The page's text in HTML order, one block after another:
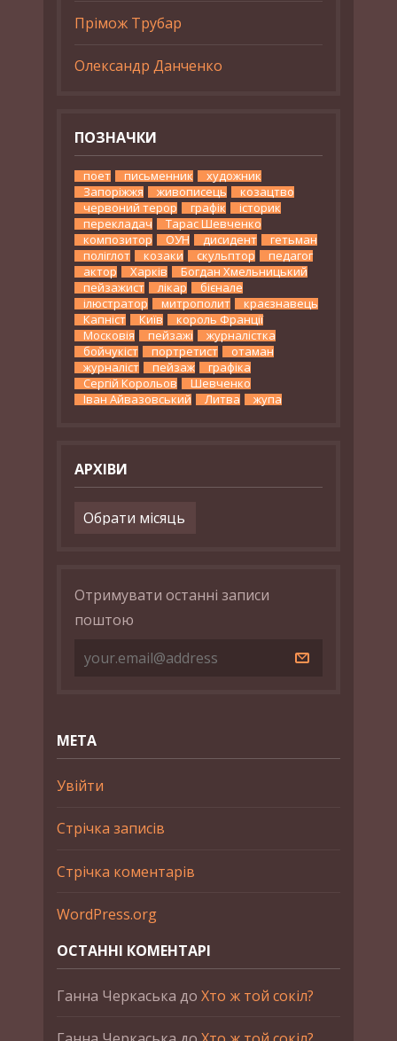
Прімож Трубар
Олександр Данченко
ПОЗНАЧКИ
поет письменник
художник
Запоріжжя
живописець
козацтво
червоний терор
графік
історик
перекладач
Тарас Шевченко
композитор
ОУН дисидент
гетьман
поліглот
козаки скульптор
педагог
актор
Харків
Богдан Хмельницький
пейзажист
лікар
бієнале
ілюстратор
митрополит
краєзнавець
Капніст
Київ
король Франції
Московія
пейзажі
журналістка
бойчукіст
портретист
отаман
журналіст
пейзаж
графіка
Сергій Корольов
Шевченко
Іван Айвазовський
Литва жупа
АРХІВИ
Архіви
Отримувати останні записи
поштою
МЕТА
Увійти
Стрічка записів
Стрічка коментарів
WordPress.org
ОСТАННІ КОМЕНТАРІ
Ганна Черкаська до Хто ж той сокіл?